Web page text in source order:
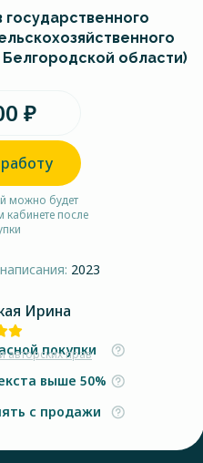
государственного
области)
₽
можно будет
кабинете после
2023
Ирина
прав
покупки
выше 50%
с продажи